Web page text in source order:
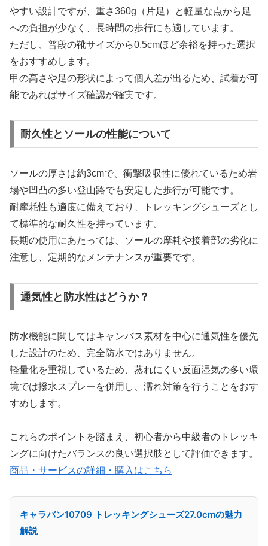
やすい設計ですが、重さ360g（片足）と軽量な点から足
への負担が少なく、長時間の歩行にも適しています。
ただし、普段の靴サイズから0.5cmほど余裕を持った選択
をおすすめします。
甲の高さや足の形状によって個人差が出るため、試着が可
能であればサイズ確認が確実です。
耐久性とソールの性能について
ソールの厚さは約3cmで、衝撃吸収性に優れているため岩
場や凹凸の多い登山路でも安定した歩行が可能です。
耐摩耗性も適度に備えており、トレッキングシューズとし
て標準的な耐久性を持っています。
長期の使用にあたっては、ソールの摩耗や接着部の劣化に
注意し、定期的なメンテナンスが重要です。
通気性と防水性はどうか？
防水機能に関してはキャンバス素材を中心に通気性を優先
した設計のため、完全防水ではありません。
軽量化を重視しているため、蒸れにくい反面湿気の多い環
境では撥水スプレーを併用し、濡れ対策を行うことをおす
すめします。
これらのポイントを踏まえ、初心者から中級者のトレッキ
ングに向けたバランスの良い選択肢として評価できます。
商品・サービスの詳細・購入はこちら
キャラバン10709 トレッキングシューズ27.0cmの魅力
解説